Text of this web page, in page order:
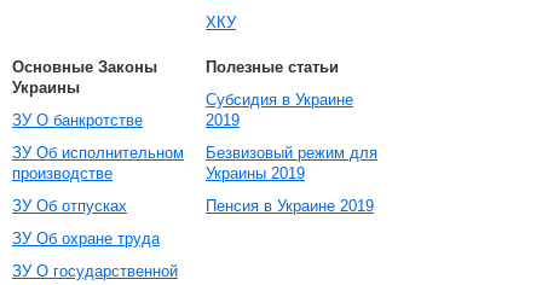
ХКУ
Основные Законы
Украины
ЗУ О банкротстве
ЗУ Об исполнительном
производстве
ЗУ Об отпусках
ЗУ Об охране труда
ЗУ О государственной
Полезные статьи
Субсидия в Украине
2019
Безвизовый режим для
Украины 2019
Пенсия в Украине 2019